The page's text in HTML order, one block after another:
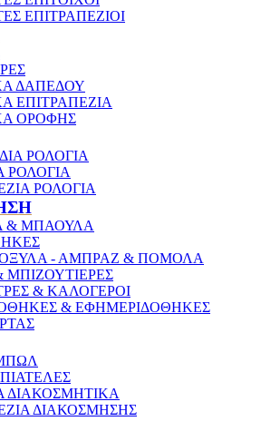
ΕΠΙΤΡΑΠΕΖΙΟΙ
ΔΑΠΕΔΟΥ
ΕΠΙΤΡΑΠΕΖΙΑ
ΟΡΟΦΗΣ
ΡΟΛΟΓΙΑ
ΡΟΛΟΓΙΑ
ΡΟΛΟΓΙΑ
& ΜΠΑΟΥΛΑ
- ΑΜΠΡΑΖ & ΠΟΜΟΛΑ
ΜΠΙΖΟΥΤΙΕΡΕΣ
& ΚΑΛΟΓΕΡΟΙ
& ΕΦΗΜΕΡΙΔΟΘΗΚΕΣ
ΠΙΑΤΕΛΕΣ
ΔΙΑΚΟΣΜΗΤΙΚΑ
ΔΙΑΚΟΣΜΗΣΗΣ